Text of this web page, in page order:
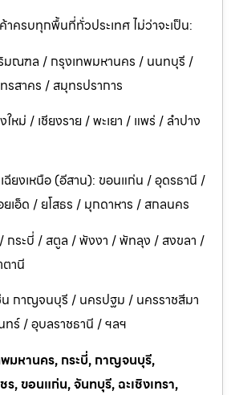
าครบทุกพื้นที่ทั่วประเทศ ไม่ว่าจะเป็น:
มณฑล / กรุงเทพมหานคร / นนทบุรี /
สาคร / สมุทรปราการ
ใหม่ / เชียงราย / พะเยา / แพร่ / ลำปาง
ฉียงเหนือ (อีสาน): ขอนแก่น / อุดรธานี /
เอ็ด / ยโสธร / มุกดาหาร / สกลนคร
กระบี่ / สตูล / พังงา / พัทลุง / สงขลา /
านี
กาญจนบุรี / นครปฐม / นครราชสีมา
ร์ / อุบลราชธานี / ฯลฯ
พมหานคร, กระบี่, กาญจนบุรี,
, ขอนแก่น, จันทบุรี, ฉะเชิงเทรา,